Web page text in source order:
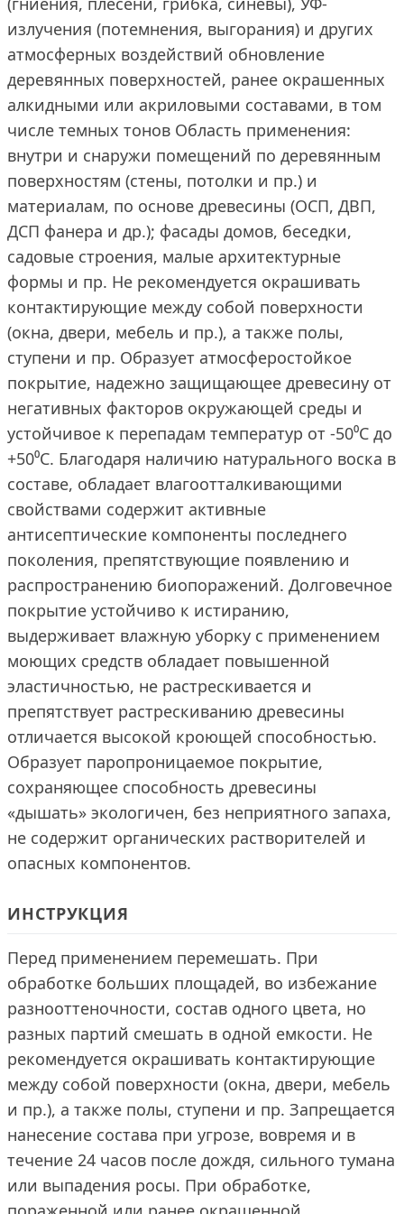
излучения (потемнения, выгорания) и других
атмосферных воздействий обновление
деревянных поверхностей, ранее окрашенных
алкидными или акриловыми составами, в том
числе темных тонов Область применения:
внутри и снаружи помещений по деревянным
поверхностям (стены, потолки и пр.) и
материалам, по основе древесины (ОСП, ДВП,
ДСП фанера и др.); фасады домов, беседки,
садовые строения, малые архитектурные
формы и пр. Не рекомендуется окрашивать
контактирующие между собой поверхности
(окна, двери, мебель и пр.), а также полы,
ступени и пр. Образует атмосферостойкое
покрытие, надежно защищающее древесину от
негативных факторов окружающей среды и
устойчивое к перепадам температур от -50⁰С до
+50⁰С. Благодаря наличию натурального воска в
составе, обладает влагоотталкивающими
свойствами содержит активные
антисептические компоненты последнего
поколения, препятствующие появлению и
распространению биопоражений. Долговечное
покрытие устойчиво к истиранию,
выдерживает влажную уборку с применением
моющих средств обладает повышенной
эластичностью, не растрескивается и
препятствует растрескиванию древесины
отличается высокой кроющей способностью.
Образует паропроницаемое покрытие,
сохраняющее способность древесины
«дышать» экологичен, без неприятного запаха,
не содержит органических растворителей и
опасных компонентов.
ИНСТРУКЦИЯ
Перед применением перемешать. При
обработке больших площадей, во избежание
разнооттеночности, состав одного цвета, но
разных партий смешать в одной емкости. Не
рекомендуется окрашивать контактирующие
между собой поверхности (окна, двери, мебель
и пр.), а также полы, ступени и пр. Запрещается
нанесение состава при угрозе, вовремя и в
течение 24 часов после дождя, сильного тумана
или выпадения росы. При обработке,